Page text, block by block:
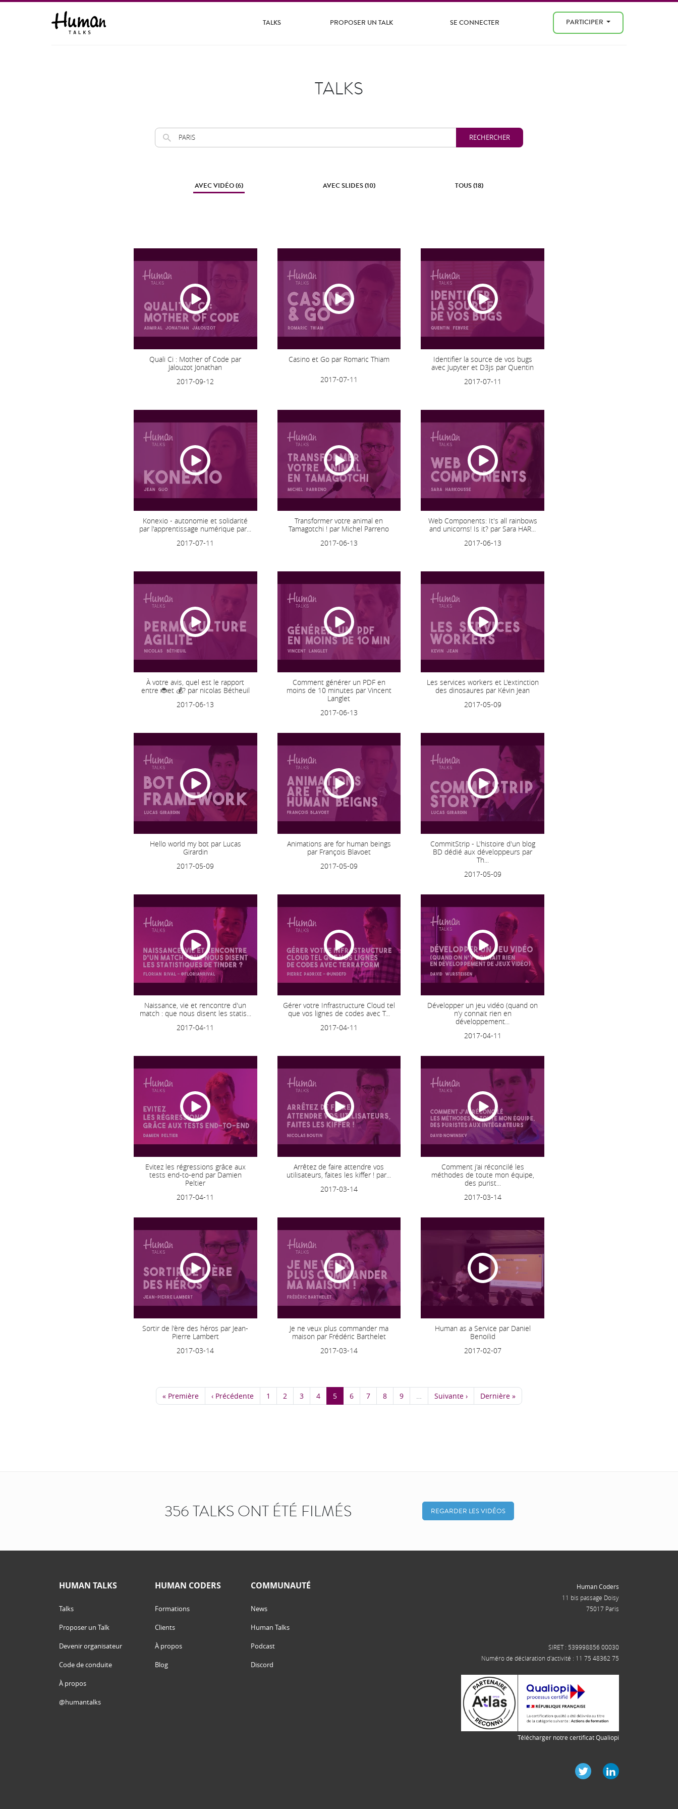
TALKS PROPOSER UN TALK SE CONNECTER PARTICIPER
TALKS
AVEC VIDÉO (6) AVEC SLIDES (10) TOUS (18)
Quali Ci : Mother of Code par
Jalouzot Jonathan
2017-09-12
Casino et Go par Romaric Thiam
2017-07-11
Identifier la source de vos bugs
avec Jupyter et D3js par Quentin
2017-07-11
Konexio - autonomie et solidarité
par l'apprentissage numérique par...
2017-07-11
Transformer votre animal en
Tamagotchi ! par Michel Parreno
2017-06-13
Web Components: It's all rainbows
and unicorns! Is it? par Sara HAR...
2017-06-13
À votre avis, quel est le rapport
entre 🐞et 💰? par nicolas Bétheuil
2017-06-13
Comment générer un PDF en
moins de 10 minutes par Vincent
Langlet
2017-06-13
Les services workers et L'extinction
des dinosaures par Kévin Jean
2017-05-09
Hello world my bot par Lucas
Girardin
2017-05-09
Animations are for human beings
par François Blavoet
2017-05-09
CommitStrip - L'histoire d'un blog
BD dédié aux développeurs par
Th...
2017-05-09
Naissance, vie et rencontre d'un
match : que nous disent les statis...
2017-04-11
Gérer votre Infrastructure Cloud tel
que vos lignes de codes avec T...
2017-04-11
Développer un jeu vidéo (quand on
n’y connait rien en
développement...
2017-04-11
Evitez les régressions grâce aux
tests end-to-end par Damien
Peltier
2017-04-11
Arrêtez de faire attendre vos
utilisateurs, faites les kiffer ! par...
2017-03-14
Comment j'ai réconcilé les
méthodes de toute mon équipe,
des purist...
2017-03-14
Sortir de l'ère des héros par Jean-
Pierre Lambert
2017-03-14
Je ne veux plus commander ma
maison par Frédéric Barthelet
2017-03-14
Human as a Service par Daniel
Benoilid
2017-02-07
« Première ‹ Précédente 1 2 3 4 5 6 7 8 9 Suivante › Dernière »
356 TALKS ONT ÉTÉ FILMÉS REGARDER LES VIDÉOS
HUMAN TALKS
Talks
Proposer un Talk
Devenir organisateur
Code de conduite
À propos
@humantalks
HUMAN CODERS
Formations
Clients
À propos
Blog
COMMUNAUTÉ
News
Human Talks
Podcast
Discord
Human Coders
11 bis passage Doisy
75017 Paris
SIRET : 539998856 00030
Numéro de déclaration d'activité : 11 75 48362 75
Télécharger notre certificat Qualiopi